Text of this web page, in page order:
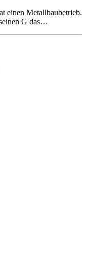
einen Metallbaubetrieb.
G das…